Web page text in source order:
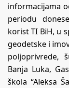
informacijama
periodu
korist TI BiH, u
geodetske i
poljoprivrede,
Banja Luka,
škola “Aleksa